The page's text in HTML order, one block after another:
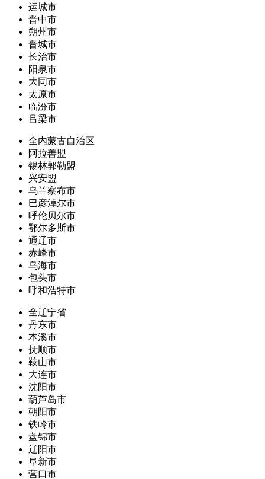
运城市
晋中市
朔州市
晋城市
长治市
阳泉市
大同市
太原市
临汾市
吕梁市
全内蒙古自治区
阿拉善盟
锡林郭勒盟
兴安盟
乌兰察布市
巴彦淖尔市
呼伦贝尔市
鄂尔多斯市
通辽市
赤峰市
乌海市
包头市
呼和浩特市
全辽宁省
丹东市
本溪市
抚顺市
鞍山市
大连市
沈阳市
葫芦岛市
朝阳市
铁岭市
盘锦市
辽阳市
阜新市
营口市